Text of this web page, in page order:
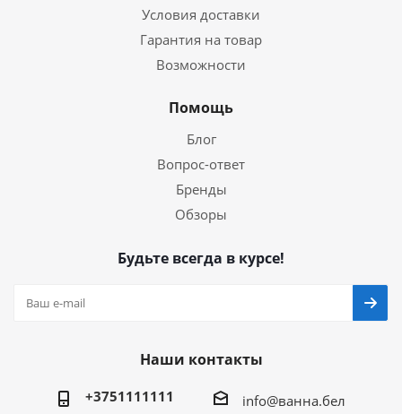
Условия доставки
Гарантия на товар
Возможности
Помощь
Блог
Вопрос-ответ
Бренды
Обзоры
Будьте всегда в курсе!
Наши контакты
+3751111111 info@ванна.бел